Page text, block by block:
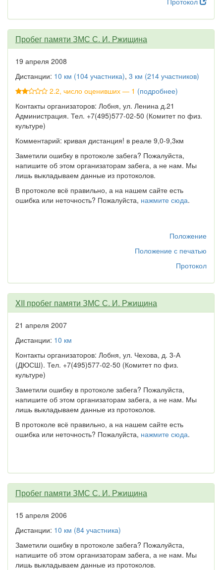
Пробег памяти ЗМС С. И. Ржищина
19 апреля 2008
Дистанции: 10 км (104 участника), 3 км (214 участников)
2.2, число оценивших — 1 (подробнее)
Контакты организаторов: Лобня, ул. Ленина д.21
Администрация. Тел. +7(495)577-02-50 (Комитет по физ.
культуре)
Комментарий: кривая дистанция! в реале 9,0-9,3км
Заметили ошибку в протоколе забега? Пожалуйста,
напишите об этом организаторам забега, а не нам. Мы
лишь выкладываем данные из протоколов.
В протоколе всё правильно, а на нашем сайте есть
ошибка или неточность? Пожалуйста, нажмите сюда.
Положение
Положение с печатью
Протокол
XII пробег памяти ЗМС С. И. Ржищина
21 апреля 2007
Дистанции: 10 км
Контакты организаторов: Лобня, ул. Чехова, д. 3-А
(ДЮСШ). Тел. +7(495)577-02-50 (Комитет по физ.
культуре)
Заметили ошибку в протоколе забега? Пожалуйста,
напишите об этом организаторам забега, а не нам. Мы
лишь выкладываем данные из протоколов.
В протоколе всё правильно, а на нашем сайте есть
ошибка или неточность? Пожалуйста, нажмите сюда.
Пробег памяти ЗМС С. И. Ржищина
15 апреля 2006
Дистанции: 10 км (84 участника)
Заметили ошибку в протоколе забега? Пожалуйста,
напишите об этом организаторам забега, а не нам. Мы
лишь выкладываем данные из протоколов.